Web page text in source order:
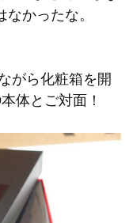
かったな。
がら化粧箱を開
体とご対面！